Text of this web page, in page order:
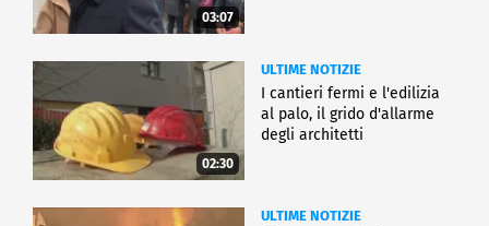
03:07
02:30
ULTIME NOTIZIE
I cantieri fermi e l'edilizia
al palo, il grido d'allarme
degli architetti
ULTIME NOTIZIE